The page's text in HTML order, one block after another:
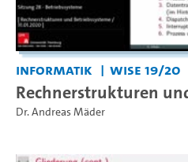
Informatik WiSe 19/20
Rechnerstrukturen
Dr. Andreas Mäder